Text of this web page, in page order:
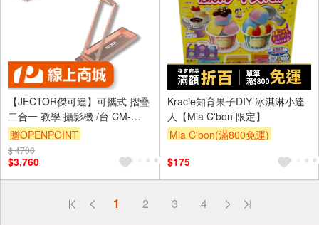
【JECTOR傑可達】可攜式 摺疊
二合一 教學 攝影機 /台 CM-
U403C
贈OPENPOINT
$ 4700
$3,760
Kracie知育果子DIY-冰淇淋小達
人【Mia C'bon 限定】
Mia C'bon(滿800免運)
$175
1 2 3 4
偏遠地區配送